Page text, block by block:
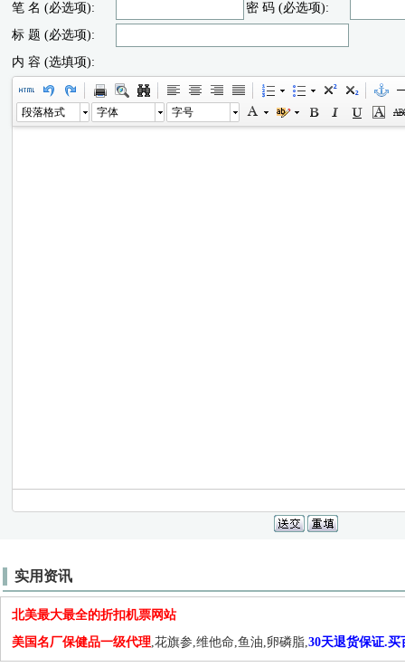
笔 名 (必选项):
密 码 (必选项):
标 题 (必选项):
内 容 (选填项):
段落格式 字体 字号
实用资讯
北美最大最全的折扣机票网站
美国名厂保健品一级代理,花旗参,维他命,鱼油,卵磷脂,30天退货保证.买